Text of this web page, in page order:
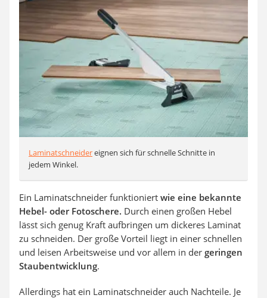
Laminatschneidereignen sich für schnelle Schnitte in
jedem Winkel.
Ein Laminatschneider funktioniert wie eine bekannte
Hebel- oder Fotoschere. Durch einen großen Hebel
lässt sich genug Kraft aufbringen um dickeres Laminat
zu schneiden. Der große Vorteil liegt in einer schnellen
und leisen Arbeitsweise und vor allem in der geringen
Staubentwicklung.
Allerdings hat ein Laminatschneider auch Nachteile. Je